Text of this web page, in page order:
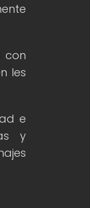
con
les
e
y